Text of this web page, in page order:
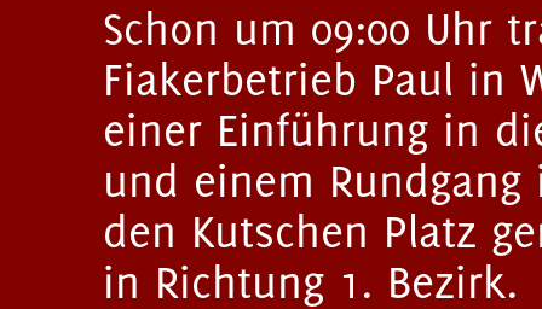
Schon um 09:00 Uhr
Fiakerbetrieb Paul in
einer Einführung in
und einem
den Kutschen Platz
in Richtung 1. Bezirk.